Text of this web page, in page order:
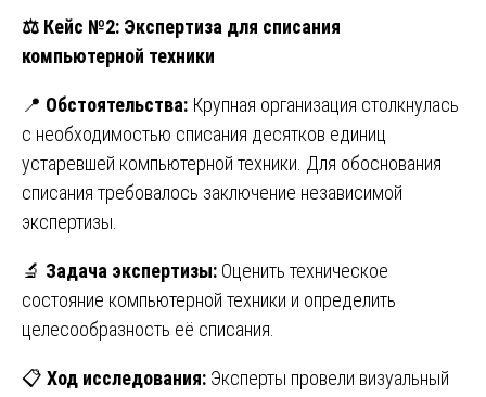
⚖️ Кейс №2: Экспертиза для списания
компьютерной техники
📍 Обстоятельства: Крупная организация столкнулась
с необходимостью списания десятков единиц
устаревшей компьютерной техники. Для обоснования
списания требовалось заключение независимой
экспертизы.
🔬 Задача экспертизы: Оценить техническое
состояние компьютерной техники и определить
целесообразность её списания.
📋 Ход исследования: Эксперты провели визуальный